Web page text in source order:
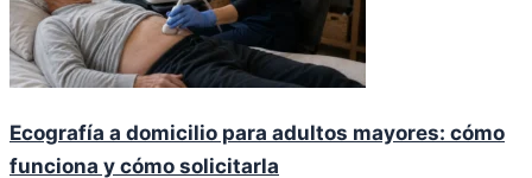
Ecografía a domicilio para adultos mayores: cómo
funciona y cómo solicitarla